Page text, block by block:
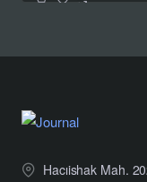
Hacıishak Mah.